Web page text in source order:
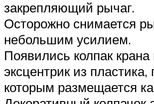
закрепляющий рычаг.
Осторожно снимается
небольшим усилием.
Появились колпак крана
эксцентрик из пластика,
которым размещается